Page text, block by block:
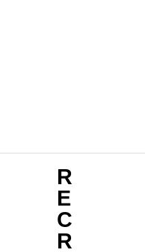
R
E
C
R